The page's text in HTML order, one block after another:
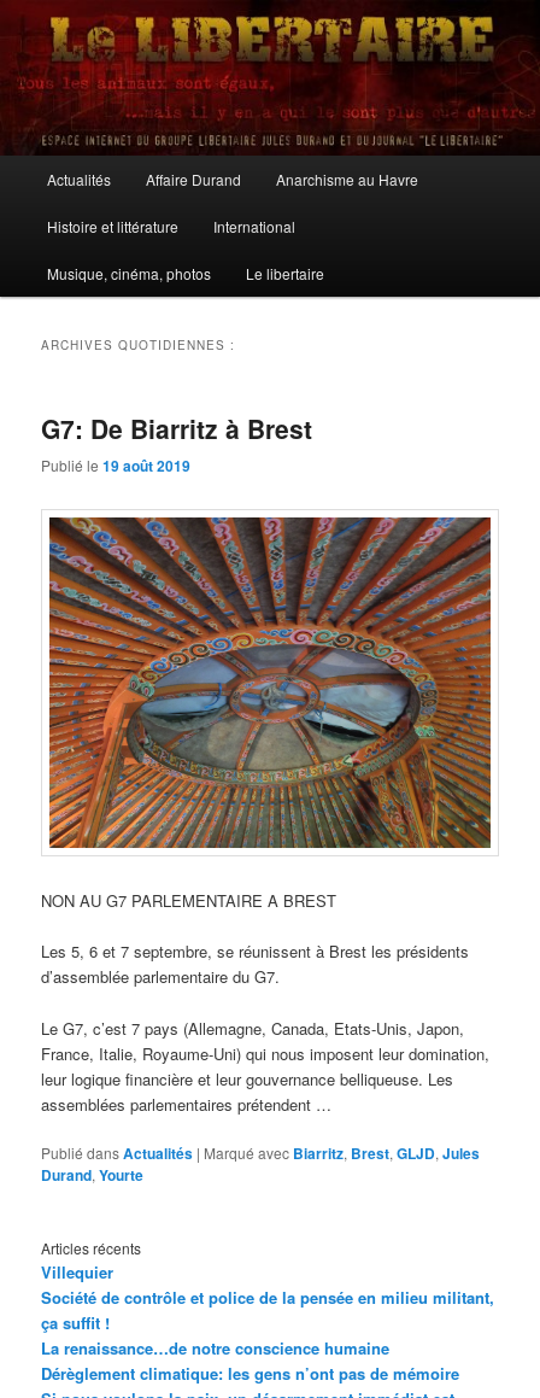
Aller
contenu
principal
Aller
contenu
secondaire
Le Libertaire
principal
Actualités Affaire Durand Anarchisme au Havre
Histoire et littérature International
Musique, cinéma, photos Le libertaire
ARCHIVES QUOTIDIENNES :
G7: De Biarritz à Brest
Publié le19 août 2019
NON AU G7 PARLEMENTAIRE A BREST
Les 5, 6 et 7 septembre, se réunissent à Brest les présidents
d’assemblée parlementaire du G7.
Le G7, c’est 7 pays (Allemagne, Canada, Etats-Unis, Japon,
France, Italie, Royaume-Uni) qui nous imposent leur domination,
leur logique financière et leur gouvernance belliqueuse. Les
assemblées parlementaires prétendent …
Publié dansActualités | Marqué avec Biarritz, Brest,GLJD,Jules
Durand,Yourte
Articles récents
Villequier
Société de contrôle et police de la pensée en milieu militant,
ça suffit !
La renaissance…de notre conscience humaine
Dérèglement climatique: les gens n’ont pas de mémoire